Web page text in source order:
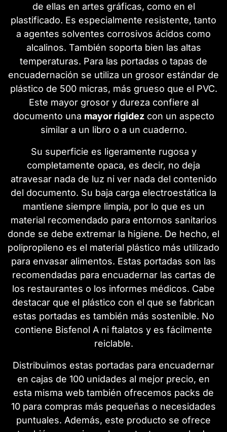
de ellas en artes gráficas, como en el
plastificado. Es especialmente resistente, tanto
a agentes solventes corrosivos ácidos como
alcalinos. También soporta bien las altas
temperaturas. Para las portadas o tapas de
encuadernación se utiliza un grosor estándar de
plástico de 500 micras, más grueso que el PVC.
Este mayor grosor y dureza confiere al
documento una mayor rigidezcon un aspecto
similar a un libro o a un cuaderno.
Su superficie es ligeramente rugosa y
completamente opaca, es decir, no deja
atravesar nada de luz ni ver nada del contenido
del documento. Su baja carga electroestática la
mantiene siempre limpia, por lo que es un
material recomendado para entornos sanitarios
donde se debe extremar la higiene. De hecho, el
polipropileno es el material plástico más utilizado
para envasar alimentos. Estas portadas son las
recomendadas para encuadernar las cartas de
los restaurantes o los informes médicos. Cabe
destacar que el plástico con el que se fabrican
estas portadas es también más sostenible. No
contiene Bisfenol A ni ftalatos y es fácilmente
reiclable.
Distribuimos estas portadas para encuadernar
en cajas de 100 unidades al mejor precio, en
esta misma web también ofrecemos packs de
10 para compras más pequeñas o necesidades
puntuales. Además, este producto se ofrece